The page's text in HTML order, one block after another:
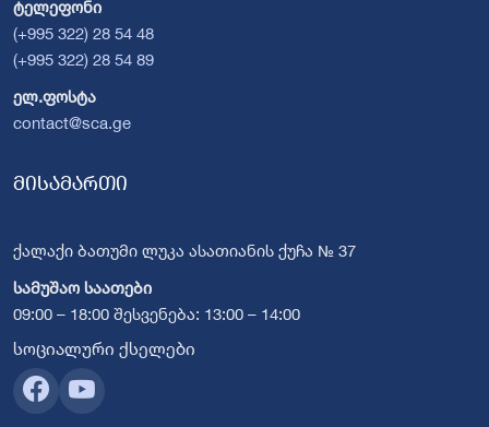
ტელეფონი
(+995 322) 28 54 48
(+995 322) 28 54 89
ელ.ფოსტა
contact@sca.ge
მისამართი
ქალაქი ბათუმი ლუკა ასათიანის ქუჩა № 37
სამუშაო საათები
09:00 – 18:00 შესვენება: 13:00 – 14:00
სოციალური ქსელები